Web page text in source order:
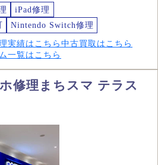
iPad修理
Nintendo Switch修理
実績はこちら 中古買取はこちら
一覧はこちら
修理まちスマ テラス